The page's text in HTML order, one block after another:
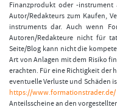
Finanzprodukt oder -instrument
Autor/Redakteurs zum Kaufen,
instruments dar. Auch wenn
Autoren/Redakteure nicht für
Seite/Blog kann nicht die
Art von Anlagen mit dem Risiko
erachten. Für eine Richtigkeit der
eventuelle Verluste und Schäden
https://www.formationstrader.de/
Anteilsscheine an den